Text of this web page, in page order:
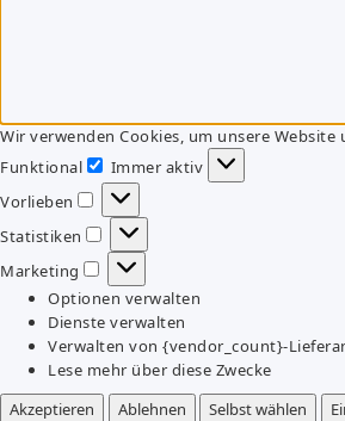
Wir verwenden Cookies, um unsere
Funktional
Funktional
Immer aktiv
Vorlieben
Vorlieben
Statistiken
Statistiken
Marketing
Marketing
Optionen verwalten
Dienste verwalten
Verwalten von {vendor_count}-
Lese mehr über diese Zwecke
Akzeptieren
Ablehnen Selbst wählen